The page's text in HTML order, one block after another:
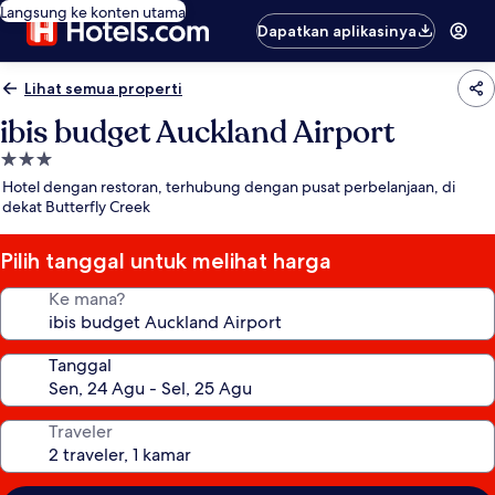
Langsung ke konten utama
Dapatkan aplikasinya
Lihat semua properti
ibis budget Auckland Airport
Properti
bintang
3.0
Hotel dengan restoran, terhubung dengan pusat perbelanjaan, di
dekat Butterfly Creek
Pilih tanggal untuk melihat harga
Ke mana?
Tanggal
Traveler